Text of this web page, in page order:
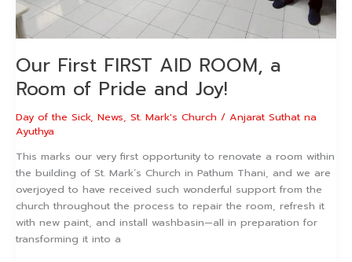
Our First FIRST AID ROOM, a
Room of Pride and Joy!
Day of the Sick, News, St. Mark's Church / Anjarat Suthat na
Ayuthya
This marks our very first opportunity to renovate a room within
the building of St. Mark’s Church in Pathum Thani, and we are
overjoyed to have received such wonderful support from the
church throughout the process to repair the room, refresh it
with new paint, and install washbasin—all in preparation for
transforming it into a